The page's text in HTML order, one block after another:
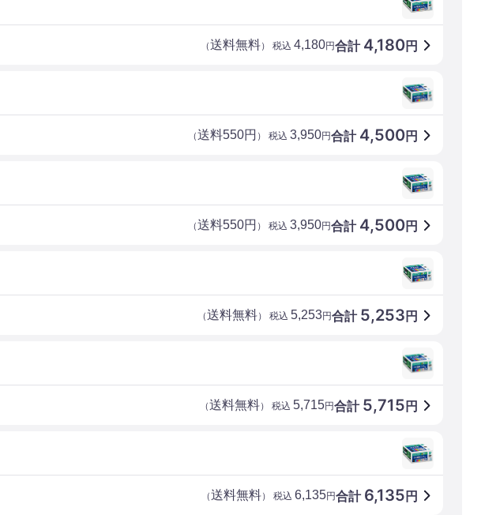
合計 4,180円
（送料無料） 税込 4,180円
合計 4,500円
（送料550円 ） 税込 3,950円
合計 4,500円
（送料550円 ） 税込 3,950円
合計 5,253 円
（送料無料） 税込 5,253円
合計 5,715 円
（送料無料） 税込 5,715円
合計 6,135 円
（送料無料） 税込 6,135円